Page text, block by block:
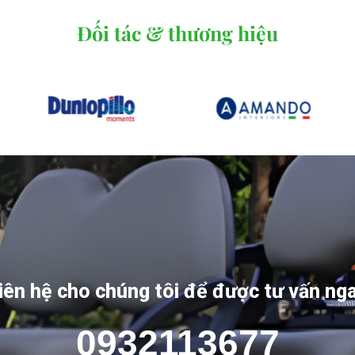
Đối tác & thương hiệu
hệ cho chúng tôi để được tư vấn
0932113677